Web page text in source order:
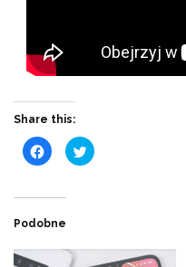
Share this:
Click
to
share
(Opens
new
Click
to
Podobne